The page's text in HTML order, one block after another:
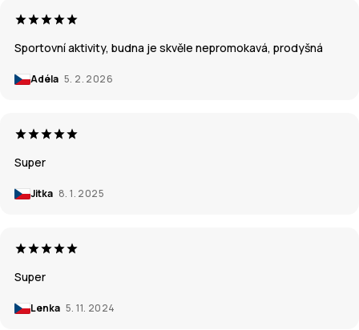
Sportovní aktivity, budna je skvěle nepromokavá, prodyšná
Adéla 5. 2. 2026
Super
Jitka 8. 1. 2025
Super
Lenka 5. 11. 2024